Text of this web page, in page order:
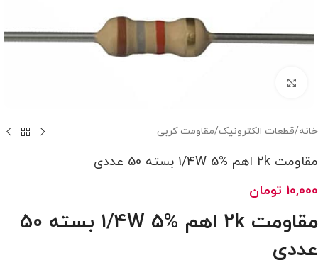
خانه/قطعات الکترونیک/مقاومت کربی
مقاومت 2k اهم 1/4W 5% بسته 50 عددی
10,000 تومان
مقاومت 2k اهم 1/4W 5% بسته 50
عددی